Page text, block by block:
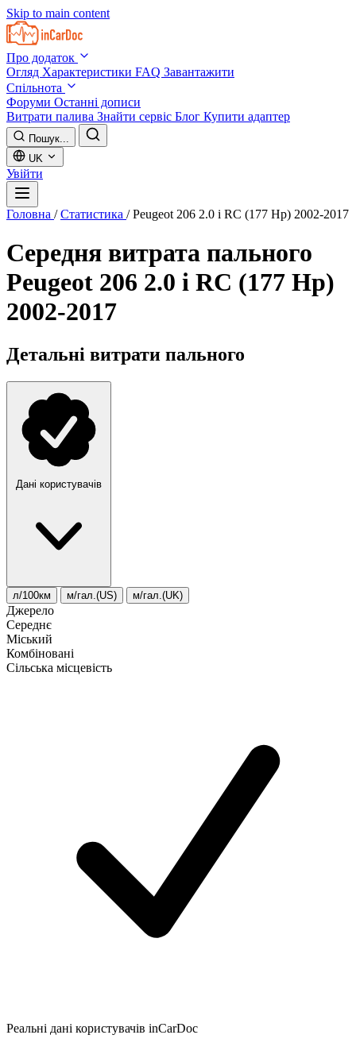
Skip to main content
Про додаток
Огляд Характеристики FAQ Завантажити
Спільнота
Форуми Останні дописи
Витрати палива Знайти сервіс Блог Купити адаптер
Пошук...
UK
Увійти
Головна / Статистика / Peugeot 206 2.0 i RC (177 Hp) 2002-2017
Середня витрата пального
Peugeot 206 2.0 i RC (177 Hp)
2002-2017
Детальні витрати пального
Дані користувачів
л/100км м/гал.(US) м/гал.(UK)
Джерело
Середнє
Міський
Комбіновані
Сільська місцевість
Реальні дані користувачів inCarDoc